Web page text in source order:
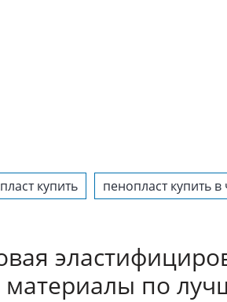
купить пенопласт купить в
по